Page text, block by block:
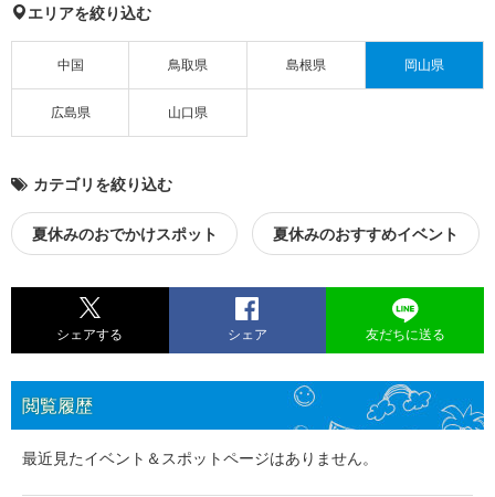
エリアを絞り込む
中国 鳥取県 島根県 岡山県
広島県 山口県
カテゴリを絞り込む
夏休みのおでかけスポット 夏休みのおすすめイベント
シェアする シェア 友だちに送る
閲覧履歴
最近見たイベント＆スポットページはありません。